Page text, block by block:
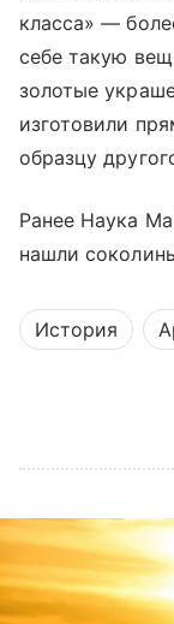
класса» —
себе такую
золотые
изготовили
образцу
Ранее Наука
нашли
История